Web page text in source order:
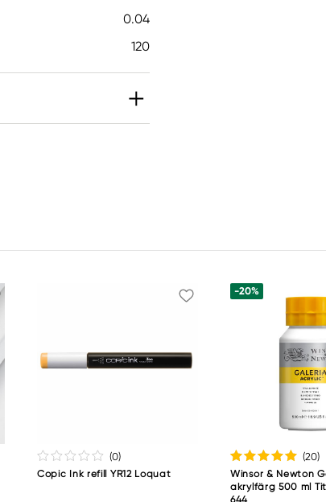
0.04
120
(0)
Copic Ink refill YR12 Loquat
-20%
(20)
Winsor & Newton
akrylfärg 500 ml
644